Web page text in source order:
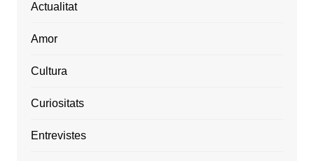
Actualitat
Amor
Cultura
Curiositats
Entrevistes